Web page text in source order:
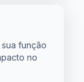
função
no